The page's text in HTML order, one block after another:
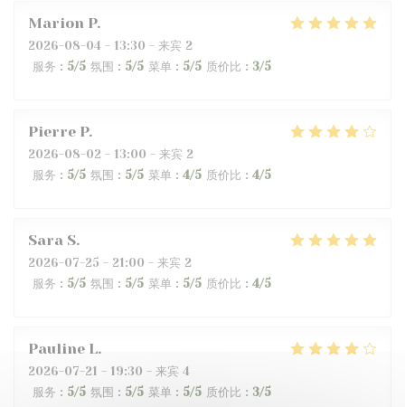
Marion P
2026-08-04 - 13:30 - 来宾 2
服务 : 5/5 氛围 : 5/5 菜单 : 5/5 质价比 : 3/5
Pierre P
2026-08-02 - 13:00 - 来宾 2
服务 : 5/5 氛围 : 5/5 菜单 : 4/5 质价比 : 4/5
Sara S
2026-07-25 - 21:00 - 来宾 2
服务 : 5/5 氛围 : 5/5 菜单 : 5/5 质价比 : 4/5
Pauline L
2026-07-21 - 19:30 - 来宾 4
服务 : 5/5 氛围 : 5/5 菜单 : 5/5 质价比 : 3/5